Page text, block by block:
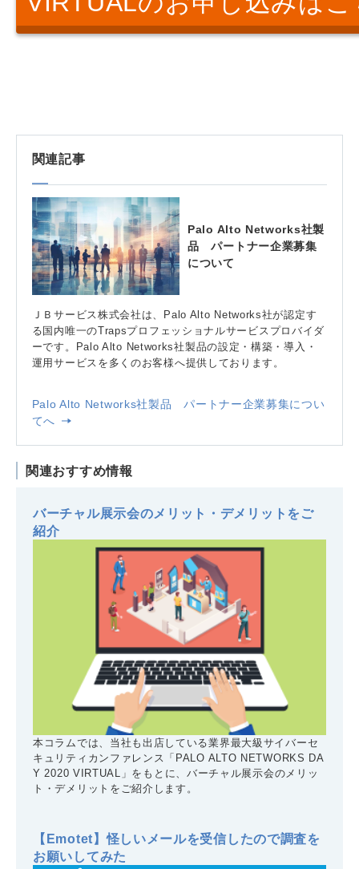
関連記事
Palo Alto Networks社製
品 パートナー企業募集
について
ＪＢサービス株式会社は、Palo Alto Networks社が認定す
る国内唯一のTrapsプロフェッショナルサービスプロバイダ
ーです。Palo Alto Networks社製品の設定・構築・導入・
運用サービスを多くのお客様へ提供しております。
Palo Alto Networks社製品 パートナー企業募集につい
てへ
関連おすすめ情報
バーチャル展示会のメリット・デメリットをご
紹介
本コラムでは、当社も出店している業界最大級サイバーセ
キュリティカンファレンス「PALO ALTO NETWORKS DA
Y 2020 VIRTUAL」をもとに、バーチャル展示会のメリッ
ト・デメリットをご紹介します。
【Emotet】怪しいメールを受信したので調査を
お願いしてみた